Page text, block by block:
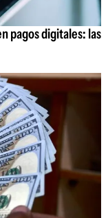
pagos digitales: las